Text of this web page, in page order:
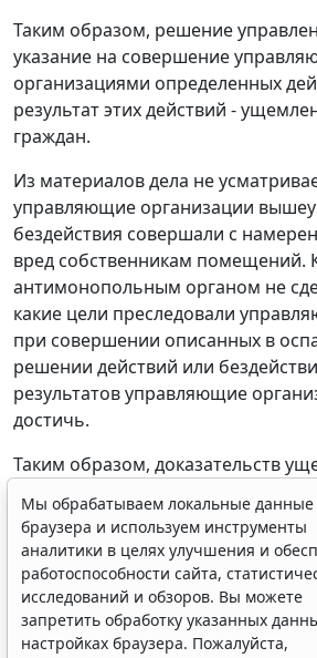
Таким образом, решение
указание на совершение
организациями определенных
результат этих действий -
граждан.
Из материалов дела не
управляющие организации
бездействия совершали с
вред собственникам помещений.
антимонопольным органом не
какие цели преследовали
при совершении описанных в
решении действий или
результатов управляющие
достичь.
Таким образом, доказательств
собственников
посредством совершения
организациями действий, которые
расценивать как
положением, и как следствие -
антимонопольного
представлено.
Мы обрабатываем локальные данные
браузера и используем инструменты
работоспособности сайта,
запретить обработку указанных
настройках браузера. Пожалуйста,
ознакомьтесь с условиями их
Принять